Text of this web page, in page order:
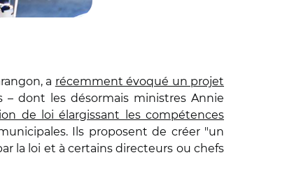
a récemment évoqué un projet
dont les désormais ministres Annie
de loi élargissant les compétences
Ils proposent de créer "un
la loi et à certains directeurs ou chefs